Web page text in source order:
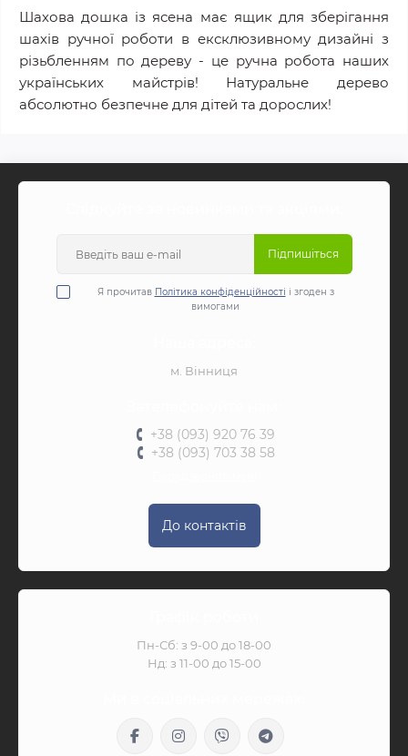
Шахова дошка із ясена має ящик для зберігання
шахів ручної роботи в ексклюзивному дизайні з
різьбленням по дереву - це ручна робота наших
українських майстрів! Натуральне дерево
абсолютно безпечне для дітей та дорослих!
Підпишіться
Я прочитав Політика конфіденційності і згоден з
вимогами
м. Вінниця
+38 (093) 920 76 39
+38 (093) 703 38 58
До контактів
Пн-Сб: з 9-00 до 18-00
Нд: з 11-00 до 15-00